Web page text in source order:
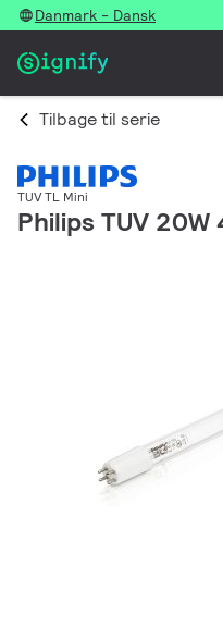
Danmark - Dansk
Tilbage til serie
TUV TL Mini
Philips TUV 20W